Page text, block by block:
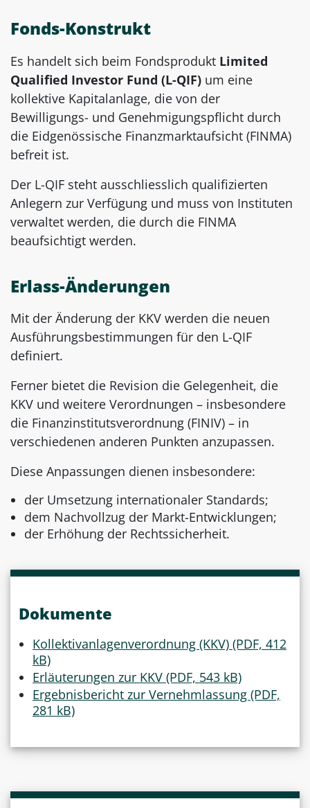
Fonds-Konstrukt
Es handelt sich beim Fondsprodukt Limited
Qualified Investor Fund (L-QIF) um eine
kollektive Kapitalanlage, die von der
Bewilligungs- und Genehmigungspflicht durch
die Eidgenössische Finanzmarktaufsicht (FINMA)
befreit ist.
Der L-QIF steht ausschliesslich qualifizierten
Anlegern zur Verfügung und muss von Instituten
verwaltet werden, die durch die FINMA
beaufsichtigt werden.
Erlass-Änderungen
Mit der Änderung der KKV werden die neuen
Ausführungsbestimmungen für den L-QIF
definiert.
Ferner bietet die Revision die Gelegenheit, die
KKV und weitere Verordnungen – insbesondere
die Finanzinstitutsverordnung (FINIV) – in
verschiedenen anderen Punkten anzupassen.
Diese Anpassungen dienen insbesondere:
der Umsetzung internationaler Standards;
dem Nachvollzug der Markt-Entwicklungen;
der Erhöhung der Rechtssicherheit.
Dokumente
Kollektivanlagenverordnung (KKV) (PDF, 412
kB)
Erläuterungen zur KKV (PDF, 543 kB)
Ergebnisbericht zur Vernehmlassung (PDF,
281 kB)